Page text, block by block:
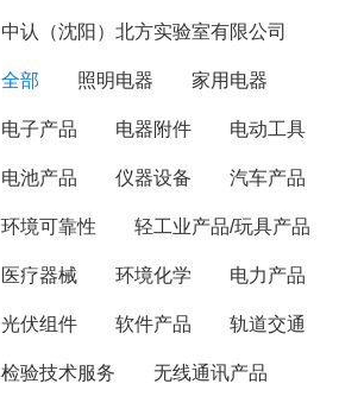
中认（沈阳）北方实验室有限公司
全部 照明电器 家用电器
电子产品 电器附件 电动工具
电池产品 仪器设备 汽车产品
环境可靠性 轻工业产品/玩具产品
医疗器械 环境化学 电力产品
光伏组件 软件产品 轨道交通
检验技术服务 无线通讯产品